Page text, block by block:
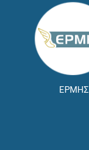
ΕΡΜΗΣ